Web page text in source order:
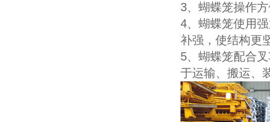
3、蝴蝶笼操作
4、蝴蝶笼使用
补强，使结构更
5、蝴蝶笼配合
于运输、搬运、